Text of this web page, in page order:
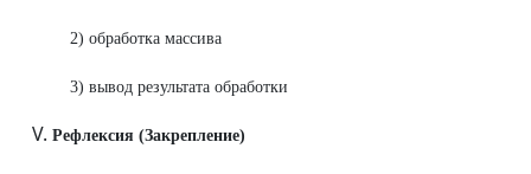
2) обработка массива
3) вывод результата обработки
Рефлексия (Закрепление)